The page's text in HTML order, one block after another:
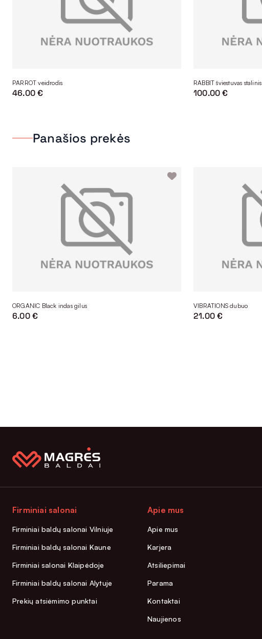
PARROT veidrodis
46.00 €
RABBIT šviestuvas stalinis
100.00 €
Panašios prekės
ORGANIC Black indas gilus
6.00 €
VIBRATIONS dubuo
21.00 €
Firminiai salonai
Firminiai baldų salonai Vilniuje
Firminiai baldų salonai Kaune
Firminiai salonai Klaipėdoje
Firminiai baldų salonai Alytuje
Prekių atsiėmimo punktai
Apie mus
Apie mus
Karjera
Atsiliepimai
Parama
Kontaktai
Naujienos